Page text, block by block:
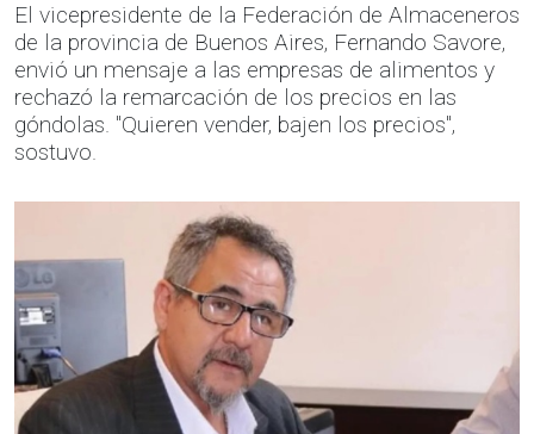
El vicepresidente de la Federación de Almaceneros
de la provincia de Buenos Aires, Fernando Savore,
envió un mensaje a las empresas de alimentos y
rechazó la remarcación de los precios en las
góndolas. "Quieren vender, bajen los precios",
sostuvo.